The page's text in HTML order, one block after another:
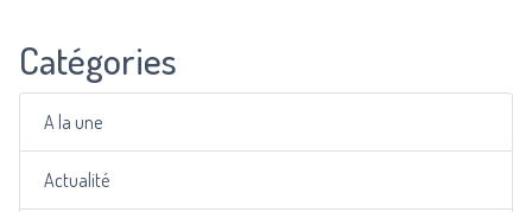
Catégories
A la une
Actualité